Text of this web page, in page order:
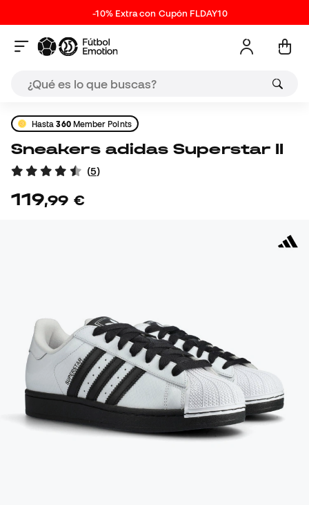
-10% Extra con Cupón FLDAY10
Hasta360Member Points
Sneakers adidas Superstar II
(5)
119,99 €